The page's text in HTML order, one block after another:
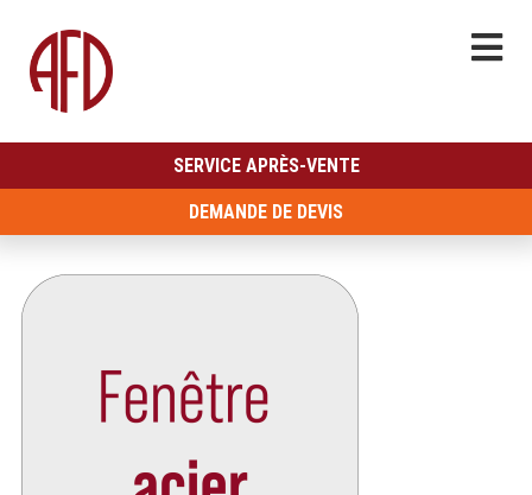
SERVICE APRÈS-VENTE
DEMANDE DE DEVIS